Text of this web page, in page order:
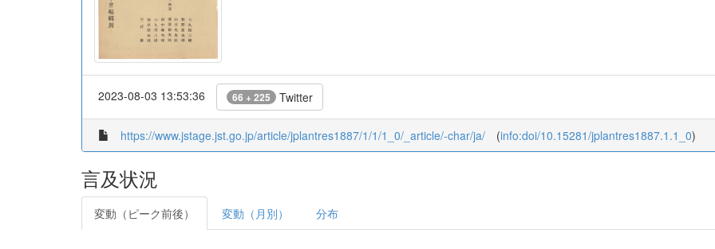
2023-08-03 13:53:36 66 + 225 Twitter
https://www.jstage.jst.go.jp/article/jplantres1887/1/1/1_0/_article/-char/ja/ (info:doi/10.15281/jplantres1887.1.1_0)
言及状況
変動（ピーク前後） 変動（月別） 分布